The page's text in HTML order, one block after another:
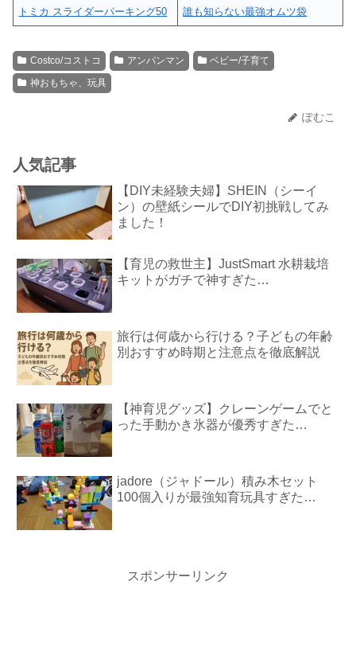
トミカ スライダーパーキング50 誰も知らない最強オムツ袋
Costco/コストコ アンパンマン
ベビー/子育て
神おもちゃ、玩具
ぽむこ
人気記事
【DIY未経験夫婦】SHEIN（シーイ
ン）の壁紙シールでDIY初挑戦してみ
ました！
【育児の救世主】JustSmart 水耕栽培
キットがガチで神すぎた…
旅行は何歳から行ける？子どもの年齢
別おすすめ時期と注意点を徹底解説
【神育児グッズ】クレーンゲームでと
った手動かき氷器が優秀すぎた…
jadore（ジャドール）積み木セット
100個入りが最強知育玩具すぎた…
スポンサーリンク